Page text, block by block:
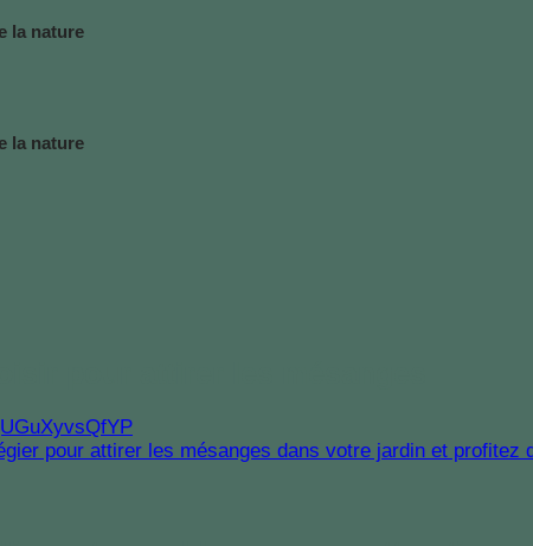
la nature
la nature
pour attirer les mésanges